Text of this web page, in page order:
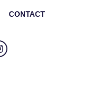
CONTACT